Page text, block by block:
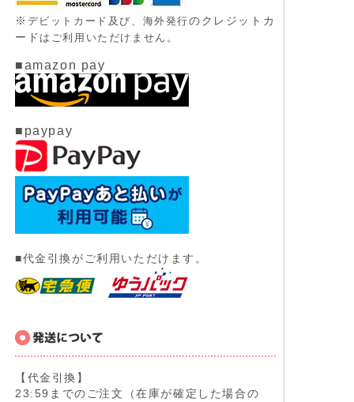
※ デビットカード及び、 海外発行のクレジットカ
ード はご利用いただけません。
■amazon pay
■paypay
■代金引換がご利用いただけます。
【代金引換】
23:59までのご注文（在庫が確定した場合の